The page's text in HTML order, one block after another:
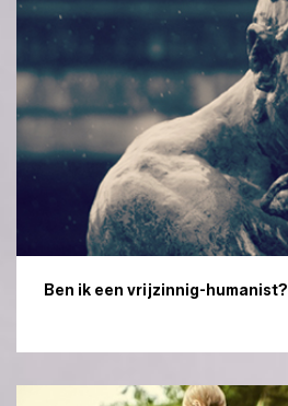
Ben ik een vrijzinnig-humanist?